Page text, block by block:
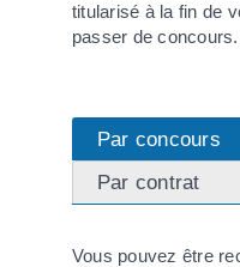
titularisé à la fin de
passer de concours.
Par concours
Par contrat
Vous pouvez être